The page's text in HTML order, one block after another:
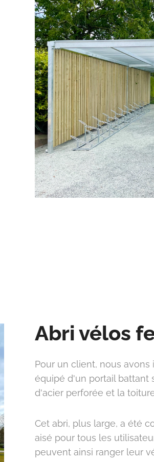
Abri vélos
Pour un client, nous
équipé d'un portail battant
d'acier perforée et la
Cet abri, plus large, a été
aisé pour tous les
peuvent ainsi ranger leur